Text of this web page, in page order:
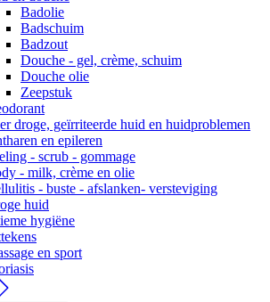
Badolie
Badschuim
Badzout
Douche - gel, crème, schuim
Douche olie
Zeepstuk
droge, geïrriteerde huid en huidproblemen
en epileren
- scrub - gommage
- milk, crème en olie
- buste - afslanken- versteviging
huid
hygiëne
en sport